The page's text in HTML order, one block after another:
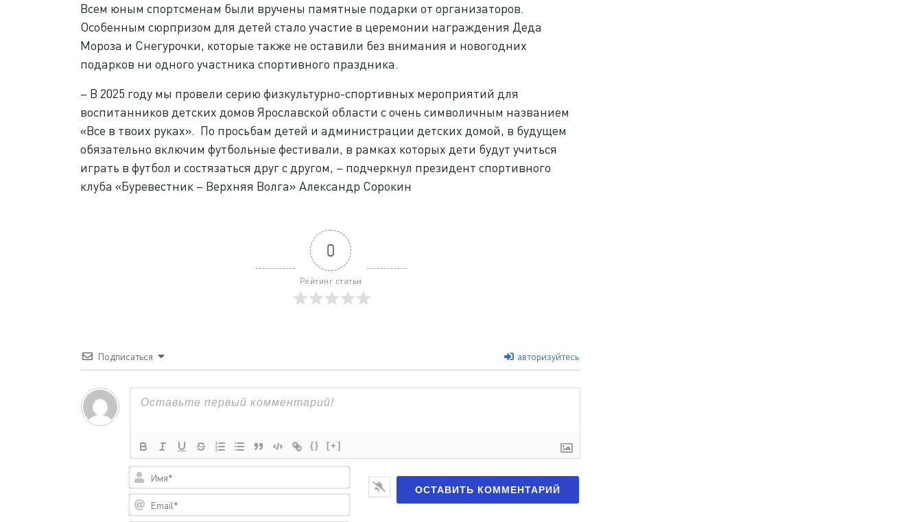
Всем юным спортсменам были вручены памятные подарки от организаторов.
Особенным сюрпризом для детей стало участие в церемонии награждения Деда
Мороза и Снегурочки, которые также не оставили без внимания и новогодних
подарков ни одного участника спортивного праздника.
– В 2025 году мы провели серию физкультурно-спортивных мероприятий для
воспитанников детских домов Ярославской области с очень символичным названием
«Все в твоих руках». По просьбам детей и администрации детских домой, в будущем
обязательно включим футбольные фестивали, в рамках которых дети будут учиться
играть в футбол и состязаться друг с другом, – подчеркнул президент спортивного
клуба «Буревестник – Верхняя Волга» Александр Сорокин
0
Рейтинг статьи
Подписаться авторизуйтесь
{} [+]
Имя*
Email*